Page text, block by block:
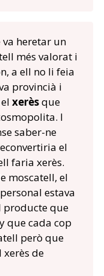
va heretar un
més valorat i
a ell no li feia
provincià i
xerèsque
I
saber-ne
el
faria xerès.
moscatell, el
estava
producte que
que cada cop
però que
de